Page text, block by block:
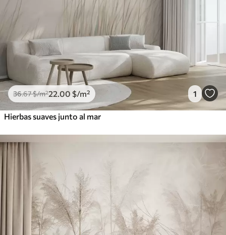
36.67$/m²22 .00 $/m² 1
Hierbas suaves junto al mar